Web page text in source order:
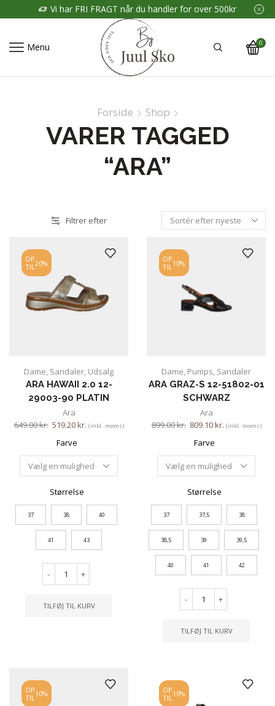
Vi har FRI FRAGT når du handler for over 500kr
Menu 0
Forside Shop
VARER TAGGED
“ARA”
Filtrer efter
OP
TIL20%
Dame, Sandaler, Udsalg
ARA HAWAII 2.0 12-
29003-90 PLATIN
Ara
649.00kr. 519.20kr. (inkl. moms)
Farve
Størrelse
37 38 40
41 43
- +
TILFØJ TIL KURV
OP
TIL10%
Dame, Pumps, Sandaler
ARA GRAZ-S 12-51802-01
SCHWARZ
Ara
899.00kr. 809.10kr. (inkl. moms)
Farve
Størrelse
37 37,5 38
38,5 39 39,5
40 41 42
- +
TILFØJ TIL KURV
OP
TIL 10%
OP
TIL 10%